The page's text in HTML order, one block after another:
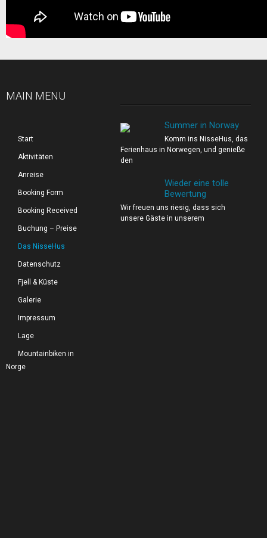
MAIN MENU
Start
Aktivitäten
Anreise
Booking Form
Booking Received
Buchung – Preise
Das NisseHus
Datenschutz
Fjell & Küste
Galerie
Impressum
Lage
Mountainbiken in
Norge
Summer in Norway
Komm ins NisseHus, das
Ferienhaus in Norwegen, und genieße
den
Wieder eine tolle
Bewertung
Wir freuen uns riesig, dass sich
unsere Gäste in unserem